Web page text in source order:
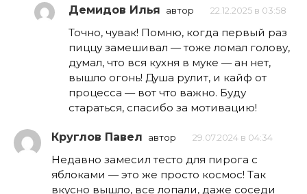
Демидов Илья автор 22.12.2025 в 03:58
Точно, чувак! Помню, когда первый раз
пиццу замешивал — тоже ломал голову,
думал, что вся кухня в муке — ан нет,
вышло огонь! Душа рулит, и кайф от
процесса — вот что важно. Буду
стараться, спасибо за мотивацию!
Круглов Павел автор 29.07.2024 в 04:34
Недавно замесил тесто для пирога с
яблоками — это же просто космос! Так
вкусно вышло, все лопали, даже соседи